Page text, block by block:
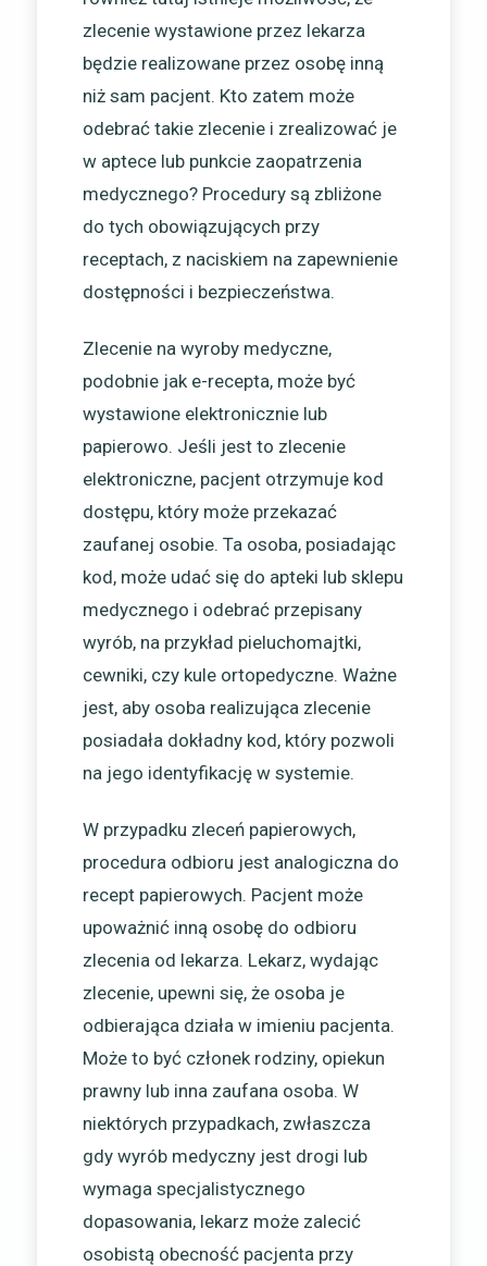
zlecenie wystawione przez lekarza
będzie realizowane przez osobę inną
niż sam pacjent. Kto zatem może
odebrać takie zlecenie i zrealizować je
w aptece lub punkcie zaopatrzenia
medycznego? Procedury są zbliżone
do tych obowiązujących przy
receptach, z naciskiem na zapewnienie
dostępności i bezpieczeństwa.
Zlecenie na wyroby medyczne,
podobnie jak e-recepta, może być
wystawione elektronicznie lub
papierowo. Jeśli jest to zlecenie
elektroniczne, pacjent otrzymuje kod
dostępu, który może przekazać
zaufanej osobie. Ta osoba, posiadając
kod, może udać się do apteki lub sklepu
medycznego i odebrać przepisany
wyrób, na przykład pieluchomajtki,
cewniki, czy kule ortopedyczne. Ważne
jest, aby osoba realizująca zlecenie
posiadała dokładny kod, który pozwoli
na jego identyfikację w systemie.
W przypadku zleceń papierowych,
procedura odbioru jest analogiczna do
recept papierowych. Pacjent może
upoważnić inną osobę do odbioru
zlecenia od lekarza. Lekarz, wydając
zlecenie, upewni się, że osoba je
odbierająca działa w imieniu pacjenta.
Może to być członek rodziny, opiekun
prawny lub inna zaufana osoba. W
niektórych przypadkach, zwłaszcza
gdy wyrób medyczny jest drogi lub
wymaga specjalistycznego
dopasowania, lekarz może zalecić
osobistą obecność pacjenta przy